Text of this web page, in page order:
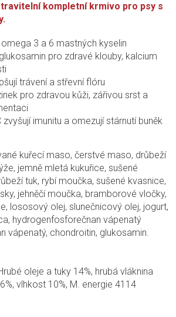
kompletní krmivo pro psy s
3 a 6 mastných kyselin
pro zdravé klouby, kalcium
trávení a střevní flóru
pro zdravou kůži, zářivou srst a
zvyšují imunitu a omezují stárnutí buněk
kuřecí maso, čerstvé maso, drůbeží
jemně mletá kukuřice, sušené
tuk, rybí moučka, sušené kvasnice,
jehněčí moučka, bramborové vločky,
lososový olej, slunečnicový olej, jogurt,
hydrogenfosforečnan vápenatý
vápenatý, chondroitin, glukosamin.
oleje a tuky 14%, hrubá vláknina
vlhkost 10%, M. energie 4114